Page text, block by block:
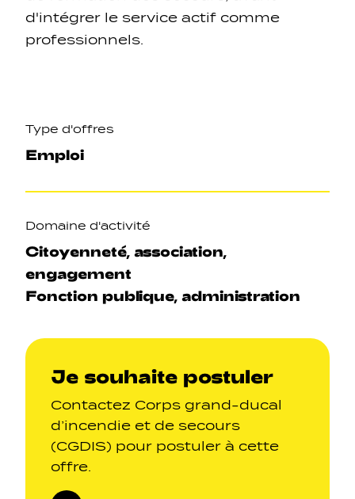
d'intégrer le service actif comme
professionnels.
Type d'offres
Emploi
Domaine d'activité
Citoyenneté, association,
engagement
Fonction publique, administration
Je souhaite postuler
Contactez Corps grand-ducal
d’incendie et de secours
(CGDIS) pour postuler à cette
offre.